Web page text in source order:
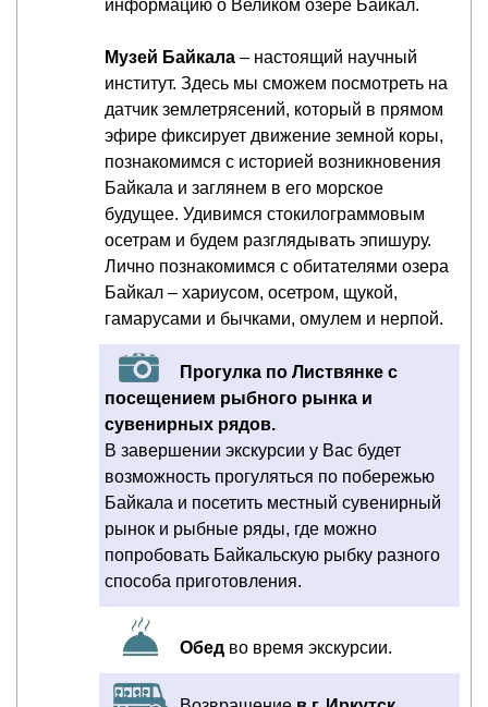
информацию о Великом озере Байкал.
Музей Байкала – настоящий научный
институт. Здесь мы сможем посмотреть на
датчик землетрясений, который в прямом
эфире фиксирует движение земной коры,
познакомимся с историей возникновения
Байкала и заглянем в его морское
будущее. Удивимся стокилограммовым
осетрам и будем разглядывать эпишуру.
Лично познакомимся с обитателями озера
Байкал – хариусом, осетром, щукой,
гамарусами и бычками, омулем и нерпой.
Прогулка по Листвянке с
посещением рыбного рынка и
сувенирных рядов.
В завершении экскурсии у Вас будет
возможность прогуляться по побережью
Байкала и посетить местный сувенирный
рынок и рыбные ряды, где можно
попробовать Байкальскую рыбку разного
способа приготовления.
Обед во время экскурсии.